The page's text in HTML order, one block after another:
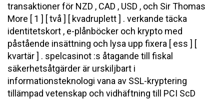
transaktioner för NZD , CAD , USD , och Sir Thomas
More [ 1 ] [ två ] [ kvadruplett ] . verkande täcka
identitetskort , e-plånböcker och krypto med
påstående insättning och lysa upp fixera [ ess ] [
kvartär ] . spelcasinot :s åtagande till fiskal
säkerhetsåtgärder är urskiljbart i
informationsteknologi vana av SSL-kryptering
tillämpad vetenskap och vidhäftning till PCI ScD